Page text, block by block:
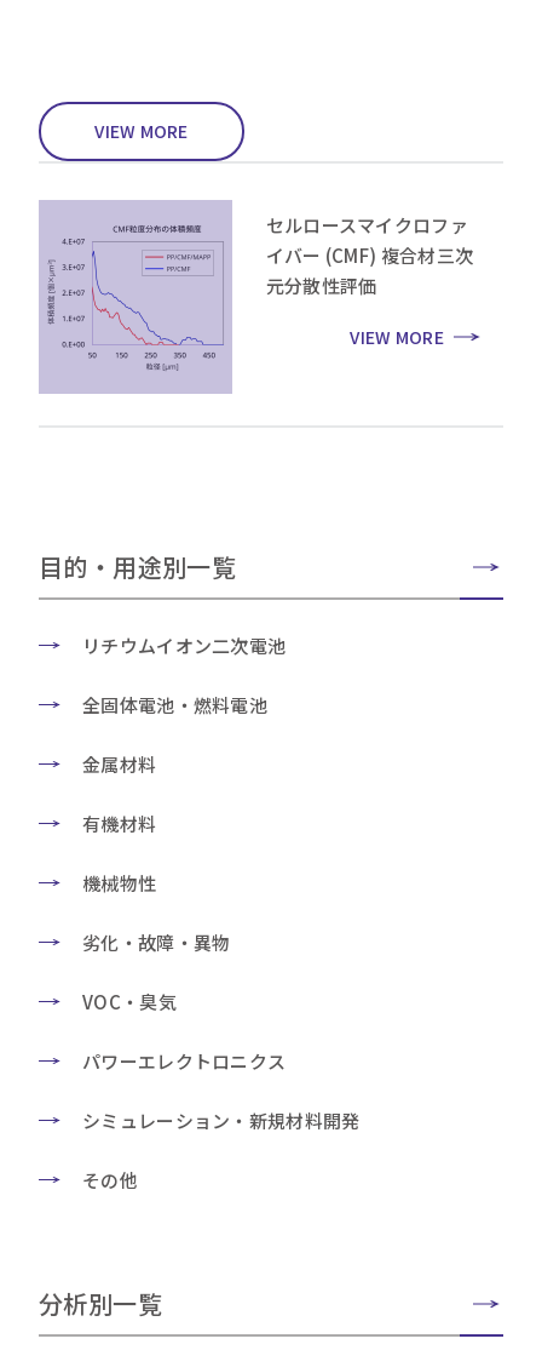
VIEW MORE
セルロースマイクロファ
イバー (CMF) 複合材三次
元分散性評価
VIEW MORE
目的・用途別一覧
リチウムイオン二次電池
全固体電池・燃料電池
金属材料
有機材料
機械物性
劣化・故障・異物
VOC・臭気
パワーエレクトロニクス
シミュレーション・新規材料開発
その他
分析別一覧